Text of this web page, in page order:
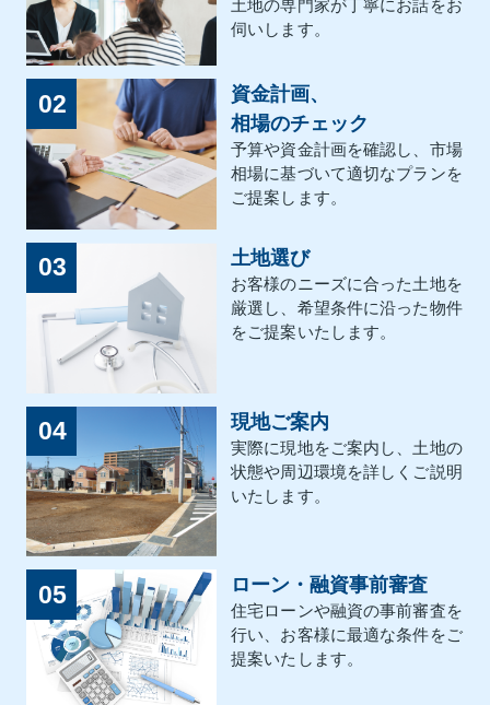
土地の専門家が丁寧にお話をお
伺いします。
02
資金計画、
相場のチェック
予算や資金計画を確認し、市場
相場に基づいて適切なプランを
ご提案します。
03 土地選び
お客様のニーズに合った土地を
厳選し、希望条件に沿った物件
をご提案いたします。
04 現地ご案内
実際に現地をご案内し、土地の
状態や周辺環境を詳しくご説明
いたします。
05 ローン・融資事前審査
住宅ローンや融資の事前審査を
行い、お客様に最適な条件をご
提案いたします。